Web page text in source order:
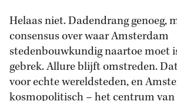
Helaas niet. Dadendrang genoeg,
consensus over waar Amsterdam
stedenbouwkundig naartoe moet
gebrek. Allure blijft omstreden.
voor echte wereldsteden, en
kosmopolitisch – het centrum van